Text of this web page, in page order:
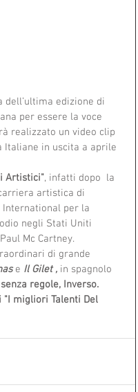
edizione di
per essere la voce
realizzato un video clip
Italiane in uscita a aprile
Artistici", infatti dopo  la
artistica di
International per la
negli Stati Uniti
Mc Cartney.
di grande
e Il Gilet , in spagnolo
regole, Inverso.
"I migliori Talenti Del